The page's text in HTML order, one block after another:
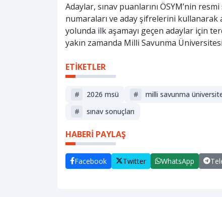
Adaylar, sınav puanlarını ÖSYM’nin
numaraları ve aday şifrelerini
yolunda ilk aşamayı geçen adaylar için
yakın zamanda Milli Savunma
ETİKETLER
# 2026 msü # milli savunma
#
sınav sonuçları
HABERİ PAYLAŞ
Facebook Twitter WhatsApp